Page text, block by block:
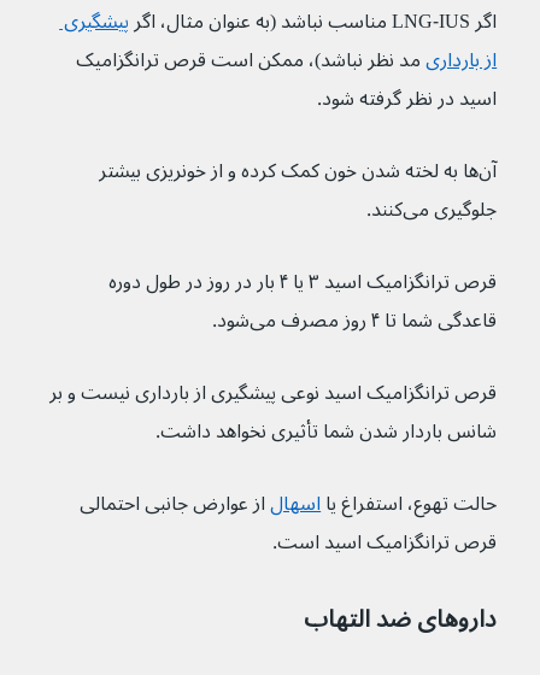
اگر LNG-IUS مناسب نباشد (به عنوان مثال، اگر
پیشگیری
از بارداریمد نظر نباشد)، ممکن است قرص ترانگزامیک
اسید در نظر گرفته شود.
آن‌ها به لخته شدن خون کمک کرده و از خونریزی بیشتر
جلوگیری می‌کنند.
قرص ترانگزامیک اسید ۳ یا ۴ بار در روز در طول دوره
قاعدگی شما تا ۴ روز مصرف می‌شود.
قرص ترانگزامیک اسید نوعی پیشگیری از بارداری نیست و بر
شانس باردار شدن شما تأثیری نخواهد داشت.
حالت تهوع، استفراغ یا اسهالاز عوارض جانبی احتمالی
قرص ترانگزامیک اسید است.
داروهای ضد التهاب